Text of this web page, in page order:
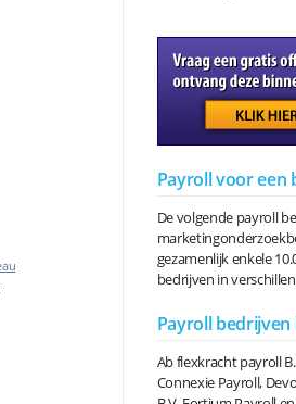
Payroll voor
De volgende payroll
gezamenlijk enkele
bedrijven in
Payroll
Ab flexkracht payroll
Connexie Payroll,